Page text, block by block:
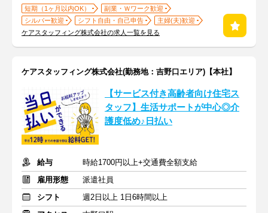
短期（1ヶ月以内OK）
副業・Ｗワーク歓迎
シルバー歓迎
シフト自由・自己申告
主婦(夫)歓迎
ケアスタッフィング株式会社の求人一覧を見る
ケアスタッフィング株式会社(勤務地：吉野口エリア)【本社】
【サービス付き高齢者向け住宅ス
タッフ】生活サポートが中心◎介
護度低め♪日払い
給与
時給1700円以上+交通費全額支給
雇用形態
派遣社員
シフト
週2日以上 1日6時間以上